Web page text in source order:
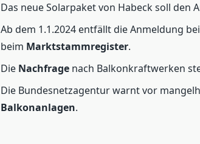
Das neue Solarpaket von Habeck soll den
Ab dem 1.1.2024 entfällt die Anmeldung
beim Marktstammregister.
Die Nachfrage nach Balkonkraftwerken
Die Bundesnetzagentur warnt vor
Balkonanlagen.